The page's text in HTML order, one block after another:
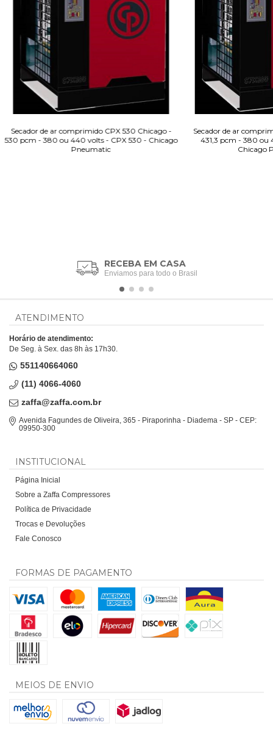
Secador de ar comprimido CPX 530 Chicago -
530 pcm - 380 ou 440 volts - CPX 530 - Chicago
Pneumatic
Secador de ar
431,3 pcm - 380 ou
Chicago
RECEBA EM CASA
Enviamos para todo o Brasil
ATENDIMENTO
Horário de atendimento:
De Seg. à Sex. das 8h às 17h30.
551140664060
(11) 4066-4060
zaffa@zaffa.com.br
Avenida Fagundes de Oliveira, 365 - Piraporinha - Diadema - SP - CEP:
09950-300
INSTITUCIONAL
Página Inicial
Sobre a Zaffa Compressores
Política de Privacidade
Trocas e Devoluções
Fale Conosco
FORMAS DE PAGAMENTO
MEIOS DE ENVIO